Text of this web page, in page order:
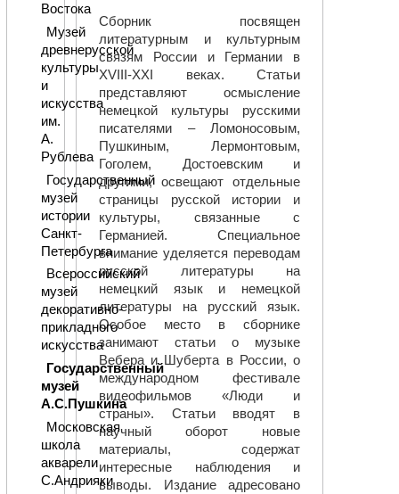
Сборник посвящен
литературным и культурным
связям России и Германии в
XVIII-XXI веках. Статьи
представляют осмысление
немецкой культуры русскими
писателями – Ломоносовым,
Пушкиным, Лермонтовым,
Гоголем, Достоевским и
другими, освещают отдельные
страницы русской истории и
культуры, связанные с
Германией. Специальное
внимание уделяется переводам
русской литературы на
немецкий язык и немецкой
литературы на русский язык.
Особое место в сборнике
занимают статьи о музыке
Вебера и Шуберта в России, о
международном фестивале
видеофильмов «Люди и
страны». Статьи вводят в
научный оборот новые
материалы, содержат
интересные наблюдения и
выводы. Издание адресовано
Востока
Музей
древнерусской
культуры
и
искусства
им.
А.
Рублева
Государственный
музей
истории
Санкт-
Петербурга
Всероссийский
музей
декоративно-
прикладного
искусства
Государственный
музей
А.С.Пушкина
Московская
школа
акварели
С.Андрияки